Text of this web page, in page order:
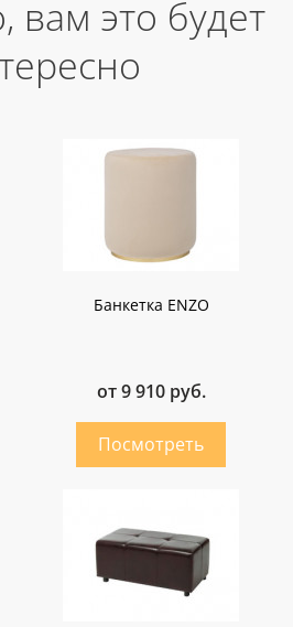
вам это будет
Банкетка ENZO
от 9 910 руб.